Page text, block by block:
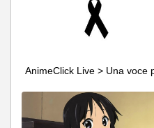
AnimeClick Live > Una voce